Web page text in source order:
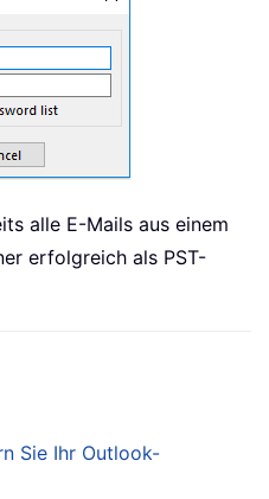
alle E-Mails aus einem
erfolgreich als PST-
Sie Ihr Outlook-